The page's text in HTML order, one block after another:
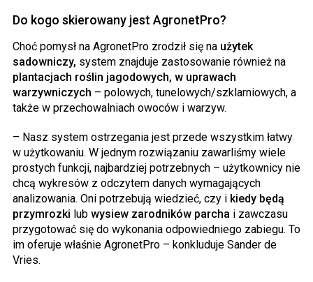
Do kogo skierowany jest AgronetPro?
Choć pomysł na AgronetPro zrodził się na użytek
sadowniczy, system znajduje zastosowanie również na
plantacjach roślin jagodowych, w uprawach
warzywniczych – polowych, tunelowych/szklarniowych, a
także w przechowalniach owoców i warzyw.
– Nasz system ostrzegania jest przede wszystkim łatwy
w użytkowaniu. W jednym rozwiązaniu zawarliśmy wiele
prostych funkcji, najbardziej potrzebnych – użytkownicy nie
chcą wykresów z odczytem danych wymagających
analizowania. Oni potrzebują wiedzieć, czy i kiedy będą
przymrozki lub wysiew zarodników parcha i zawczasu
przygotować się do wykonania odpowiedniego zabiegu. To
im oferuje właśnie AgronetPro – konkluduje Sander de
Vries.